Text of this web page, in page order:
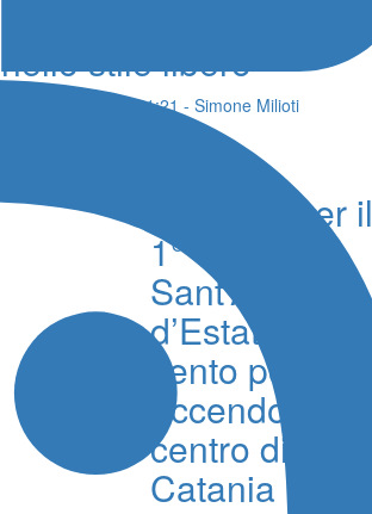
nello stile libero
06 Agosto 2026 - 21:21 - Simone Milioti
Debutto
vincente per il
1° Trofeo
Sant’Agata
d’Estate, oltre
cento podisti
accendono il
centro di
Catania